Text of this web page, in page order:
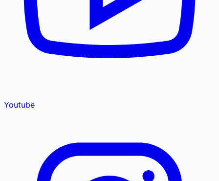
Youtube